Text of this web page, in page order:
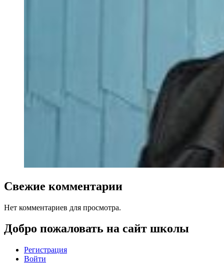
Свежие комментарии
Нет комментариев для просмотра.
Добро пожаловать на сайт школы
Регистрация
Войти